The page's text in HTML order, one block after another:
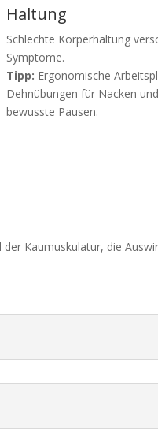
Haltung
Schlechte Körperhaltung
Symptome.
Tipp: Ergonomische
Dehnübungen für Nacken
bewusste Pausen.
Kaumuskulatur, die